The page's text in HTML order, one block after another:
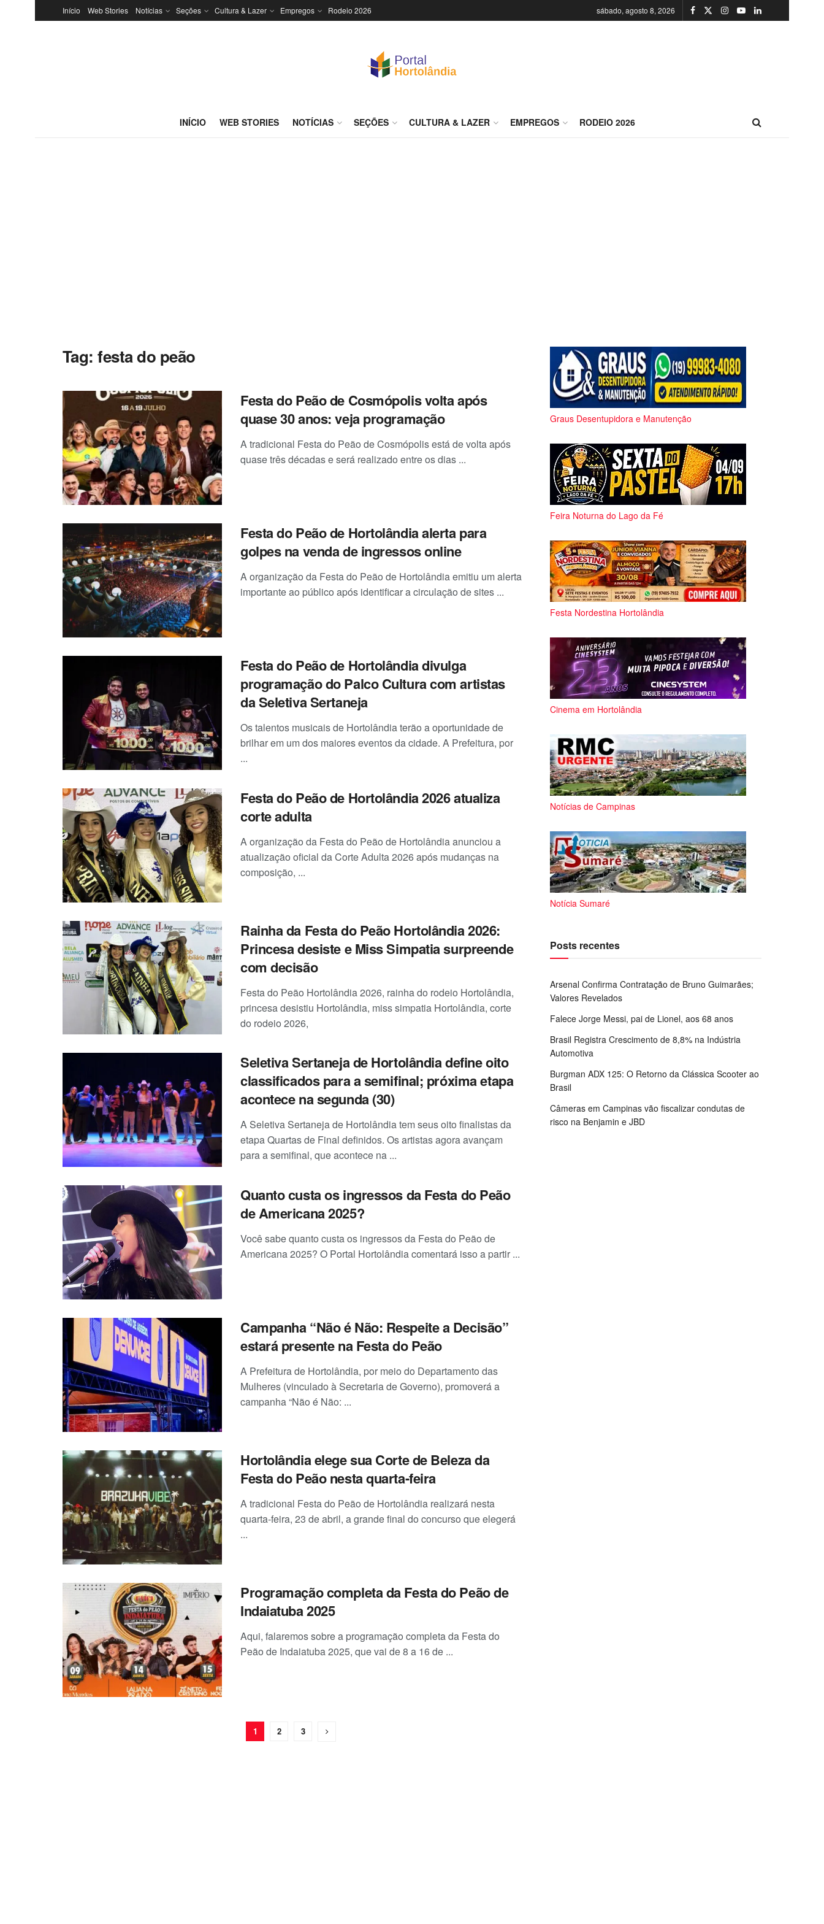
Início Web Stories Notícias Seções Cultura & Lazer Empregos Rodeio 2026 sábado, agosto 8, 2026
INÍCIO WEB STORIES NOTÍCIAS SEÇÕES CULTURA & LAZER EMPREGOS RODEIO 2026
Tag:festa do peão
Festa do Peão de Cosmópolis volta após
quase 30 anos: veja programação
A tradicional Festa do Peão de Cosmópolis está de volta após
quase três décadas e será realizado entre os dias ...
Festa do Peão de Hortolândia alerta para
golpes na venda de ingressos online
A organização da Festa do Peão de Hortolândia emitiu um alerta
importante ao público após identificar a circulação de sites ...
Festa do Peão de Hortolândia divulga
programação do Palco Cultura com artistas
da Seletiva Sertaneja
Os talentos musicais de Hortolândia terão a oportunidade de
brilhar em um dos maiores eventos da cidade. A Prefeitura, por
...
Festa do Peão de Hortolândia 2026 atualiza
corte adulta
A organização da Festa do Peão de Hortolândia anunciou a
atualização oficial da Corte Adulta 2026 após mudanças na
composição, ...
Rainha da Festa do Peão Hortolândia 2026:
Princesa desiste e Miss Simpatia surpreende
com decisão
Festa do Peão Hortolândia 2026, rainha do rodeio Hortolândia,
princesa desistiu Hortolândia, miss simpatia Hortolândia, corte
do rodeio 2026,
Seletiva Sertaneja de Hortolândia define oito
classificados para a semifinal; próxima etapa
acontece na segunda (30)
A Seletiva Sertaneja de Hortolândia tem seus oito finalistas da
etapa Quartas de Final definidos. Os artistas agora avançam
para a semifinal, que acontece na ...
Quanto custa os ingressos da Festa do Peão
de Americana 2025?
Você sabe quanto custa os ingressos da Festa do Peão de
Americana 2025? O Portal Hortolândia comentará isso a partir ...
Campanha “Não é Não: Respeite a Decisão”
estará presente na Festa do Peão
A Prefeitura de Hortolândia, por meio do Departamento das
Mulheres (vinculado à Secretaria de Governo), promoverá a
campanha “Não é Não: ...
Hortolândia elege sua Corte de Beleza da
Festa do Peão nesta quarta-feira
A tradicional Festa do Peão de Hortolândia realizará nesta
quarta-feira, 23 de abril, a grande final do concurso que elegerá
...
Programação completa da Festa do Peão de
Indaiatuba 2025
Aqui, falaremos sobre a programação completa da Festa do
Peão de Indaiatuba 2025, que vai de 8 a 16 de ...
1 2 3
Graus Desentupidora e Manutenção
Feira Noturna do Lago da Fé
Festa Nordestina Hortolândia
Cinema em Hortolândia
Notícias de Campinas
Notícia Sumaré
Posts recentes
Arsenal Confirma Contratação de Bruno Guimarães;
Valores Revelados
Falece Jorge Messi, pai de Lionel, aos 68 anos
Brasil Registra Crescimento de 8,8% na Indústria
Automotiva
Burgman ADX 125: O Retorno da Clássica Scooter ao
Brasil
Câmeras em Campinas vão fiscalizar condutas de
risco na Benjamin e JBD